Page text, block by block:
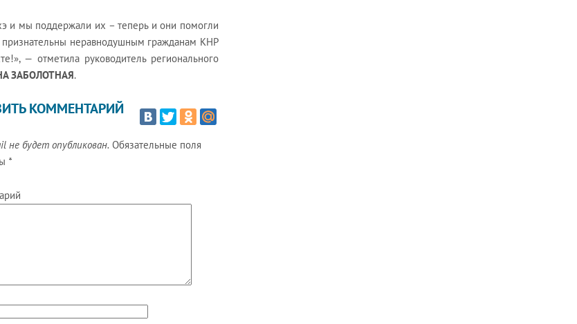
и мы поддержали их – теперь и они помогли
неравнодушным гражданам КНР
— отметила руководитель регионального
ЗАБОЛОТНАЯ.
КОММЕНТАРИЙ
не будет опубликован. Обязательные поля
*